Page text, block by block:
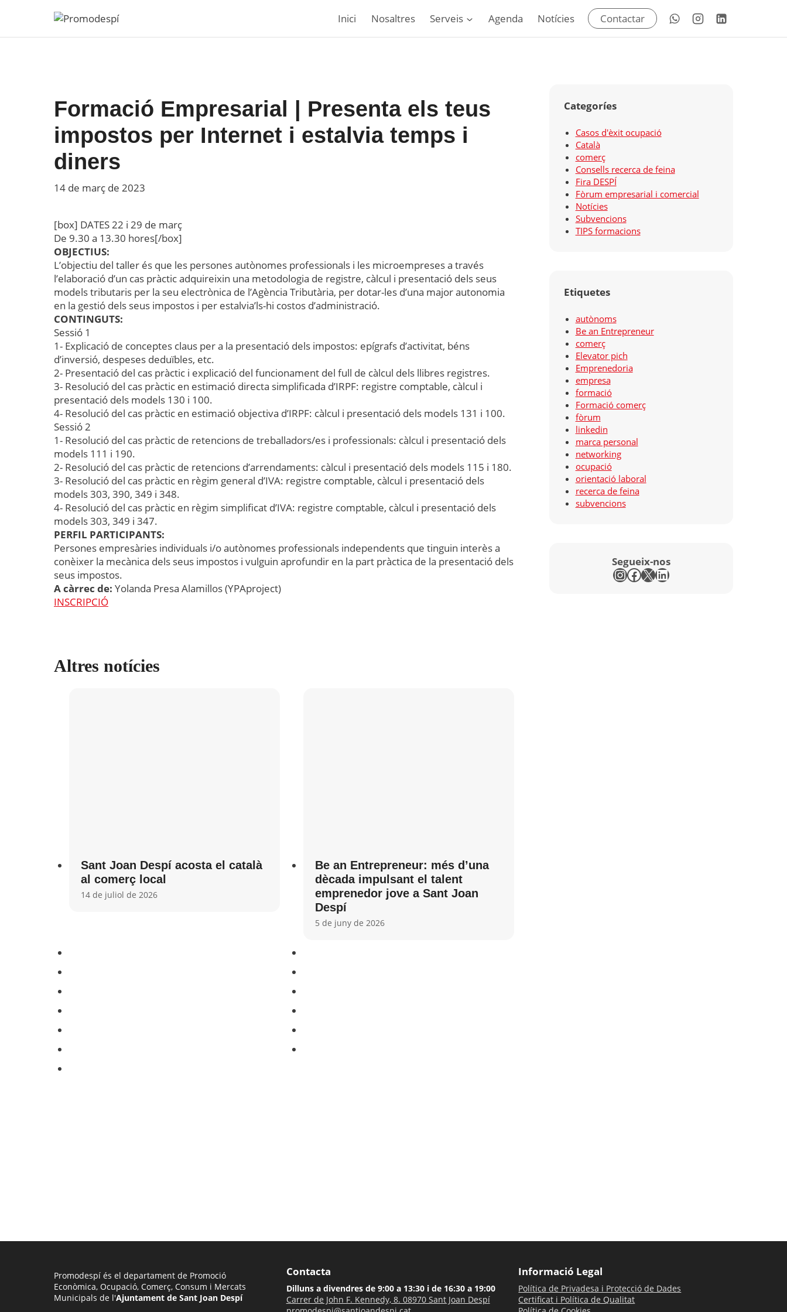
Inici Nosaltres Serveis Agenda Notícies Contactar
Formació Empresarial | Presenta els teus
impostos per Internet i estalvia temps i
diners
14 de març de 2023
[box] DATES 22 i 29 de març
De 9.30 a 13.30 hores[/box]
OBJECTIUS:
L’objectiu del taller és que les persones autònomes professionals i les microempreses a través
l’elaboració d’un cas pràctic adquireixin una metodologia de registre, càlcul i presentació dels seus
models tributaris per la seu electrònica de l’Agència Tributària, per dotar-les d’una major autonomia
en la gestió dels seus impostos i per estalvia’ls-hi costos d’administració.
CONTINGUTS:
Sessió 1
1- Explicació de conceptes claus per a la presentació dels impostos: epígrafs d’activitat, béns
d’inversió, despeses deduïbles, etc.
2- Presentació del cas pràctic i explicació del funcionament del full de càlcul dels llibres registres.
3- Resolució del cas pràctic en estimació directa simplificada d’IRPF: registre comptable, càlcul i
presentació dels models 130 i 100.
4- Resolució del cas pràctic en estimació objectiva d’IRPF: càlcul i presentació dels models 131 i 100.
Sessió 2
1- Resolució del cas pràctic de retencions de treballadors/es i professionals: càlcul i presentació dels
models 111 i 190.
2- Resolució del cas pràctic de retencions d’arrendaments: càlcul i presentació dels models 115 i 180.
3- Resolució del cas pràctic en règim general d’IVA: registre comptable, càlcul i presentació dels
models303, 390, 349 i 348.
4- Resolució del cas pràctic en règim simplificat d’IVA: registre comptable, càlcul i presentació dels
models 303, 349 i 347.
PERFIL PARTICIPANTS:
Persones empresàries individuals i/o autònomes professionals independents que tinguin interès a
conèixer la mecànica dels seus impostos i vulguin aprofundir en la part pràctica de la presentació dels
seus impostos.
A càrrec de: Yolanda Presa Alamillos (YPAproject)
INSCRIPCIÓ
Altres notícies
Sant Joan Despí acosta el català
al comerç local
14 de juliol de 2026
Be an Entrepreneur: més d’una
dècada impulsant el talent
emprenedor jove a Sant Joan
Despí
5 de juny de 2026
Categoríes
Casos d'èxit ocupació
Català
comerç
Consells recerca de feina
Fira DESPÍ
Fòrum empresarial i comercial
Notícies
Subvencions
TIPS formacions
Etiquetes
autònoms
Be an Entrepreneur
comerç
Elevator pich
Emprenedoria
empresa
formació
Formació comerç
fòrum
linkedin
marca personal
networking
ocupació
orientació laboral
recerca de feina
subvencions
Segueix-nos
Instagram
Facebook
X LinkedIn
Promodespí és el departament de Promoció
Econòmica, Ocupació, Comerç, Consum i Mercats
Municipals de l'Ajuntament de Sant Joan Despí
Contacta
Dilluns a divendres de 9:00 a 13:30 i de 16:30 a 19:00
Carrer de John F. Kennedy, 8. 08970 Sant Joan Despí
Informació Legal
Política de Privadesa i Protecció de Dades
Certificat i Política de Qualitat